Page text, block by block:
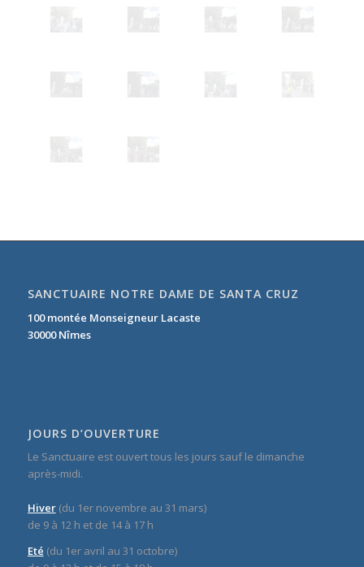
SANCTUAIRE NOTRE DAME DE SANTA CRUZ
100 montée Monseigneur Lacaste
30000 Nîmes
JOURS D’OUVERTURE
Le Sanctuaire est ouvert tous les jours sauf le dimanche
après-midi.
Hiver(du 1er novembre au 31 mars)
de 9 à 12 h et de 14 à 17 h
Eté (du 1er avril au 31 octobre)